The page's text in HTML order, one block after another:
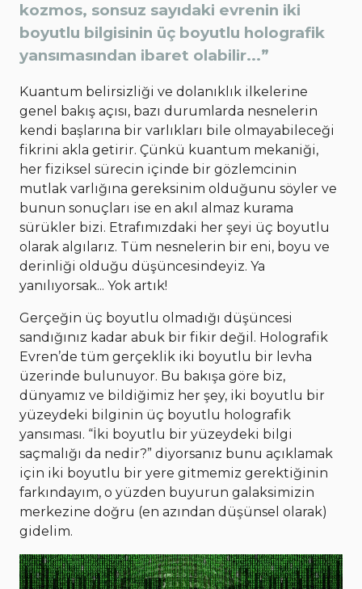
kozmos, sonsuz sayıdaki evrenin iki
boyutlu bilgisinin üç boyutlu holografik
yansımasından ibaret olabilir...”
Kuantum belirsizliği ve dolanıklık ilkelerine
genel bakış açısı, bazı durumlarda nesnelerin
kendi başlarına bir varlıkları bile olmayabileceği
fikrini akla getirir. Çünkü kuantum mekaniği,
her fiziksel sürecin içinde bir gözlemcinin
mutlak varlığına gereksinim olduğunu söyler ve
bunun sonuçları ise en akıl almaz kurama
sürükler bizi. Etrafımızdaki her şeyi üç boyutlu
olarak algılarız. Tüm nesnelerin bir eni, boyu ve
derinliği olduğu düşüncesindeyiz. Ya
yanılıyorsak... Yok artık!
Gerçeğin üç boyutlu olmadığı düşüncesi
sandığınız kadar abuk bir fikir değil. Holografik
Evren’de tüm gerçeklik iki boyutlu bir levha
üzerinde bulunuyor. Bu bakışa göre biz,
dünyamız ve bildiğimiz her şey, iki boyutlu bir
yüzeydeki bilginin üç boyutlu holografik
yansıması. “İki boyutlu bir yüzeydeki bilgi
saçmalığı da nedir?” diyorsanız bunu açıklamak
için iki boyutlu bir yere gitmemiz gerektiğinin
farkındayım, o yüzden buyurun galaksimizin
merkezine doğru (en azından düşünsel olarak)
gidelim.